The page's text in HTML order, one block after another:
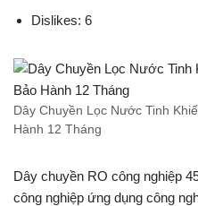
Dislikes: 6
Dây Chuyền Lọc Nước Tinh
Hành 12 Tháng
Dây chuyền RO công nghiệp
công nghiệp ứng dụng công